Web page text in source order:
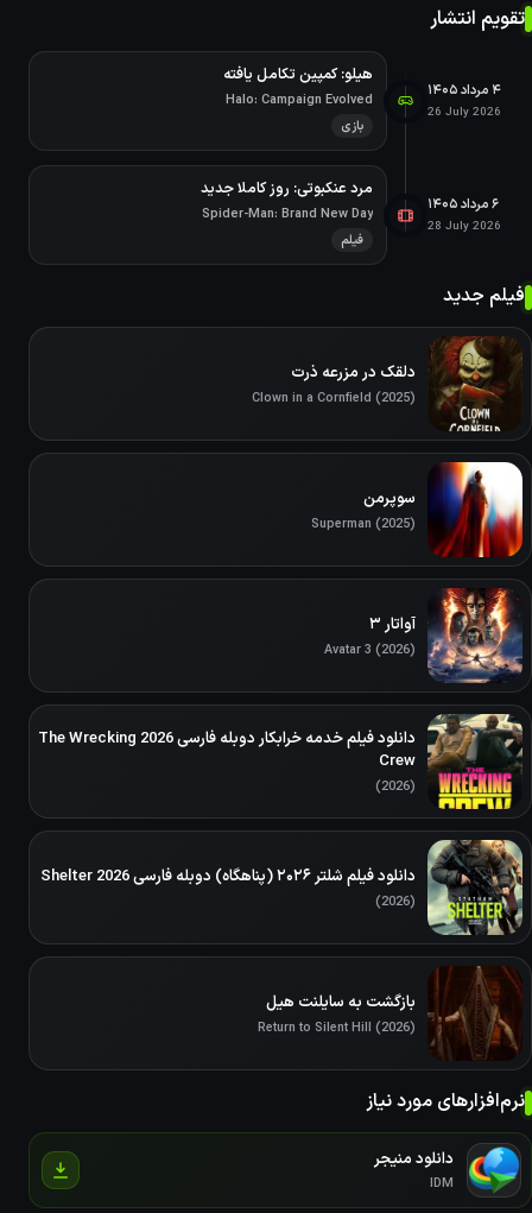
تقویم انتشار
۴ مرداد ۱۴۰۵
26 July 2026
هیلو: کمپین تکامل یافته
Halo: Campaign Evolved
بازی
۶ مرداد ۱۴۰۵
28 July 2026
مرد عنکبوتی: روز کاملا جدید
Spider-Man: Brand New Day
فیلم
فیلم جدید
دلقک در مزرعه ذرت
Clown in a Cornfield (2025)
سوپرمن
Superman (2025)
آواتار ۳
Avatar 3 (2026)
دانلود فیلم خدمه خرابکار دوبله فارسی 2026 The Wrecking
Crew
(2026)
دانلود فیلم شلتر ۲۰۲۶ (پناهگاه) دوبله فارسی Shelter 2026
(2026)
بازگشت به سایلنت هیل
Return to Silent Hill (2026)
نرم‌افزارهای مورد نیاز
دانلود منیجر
IDM